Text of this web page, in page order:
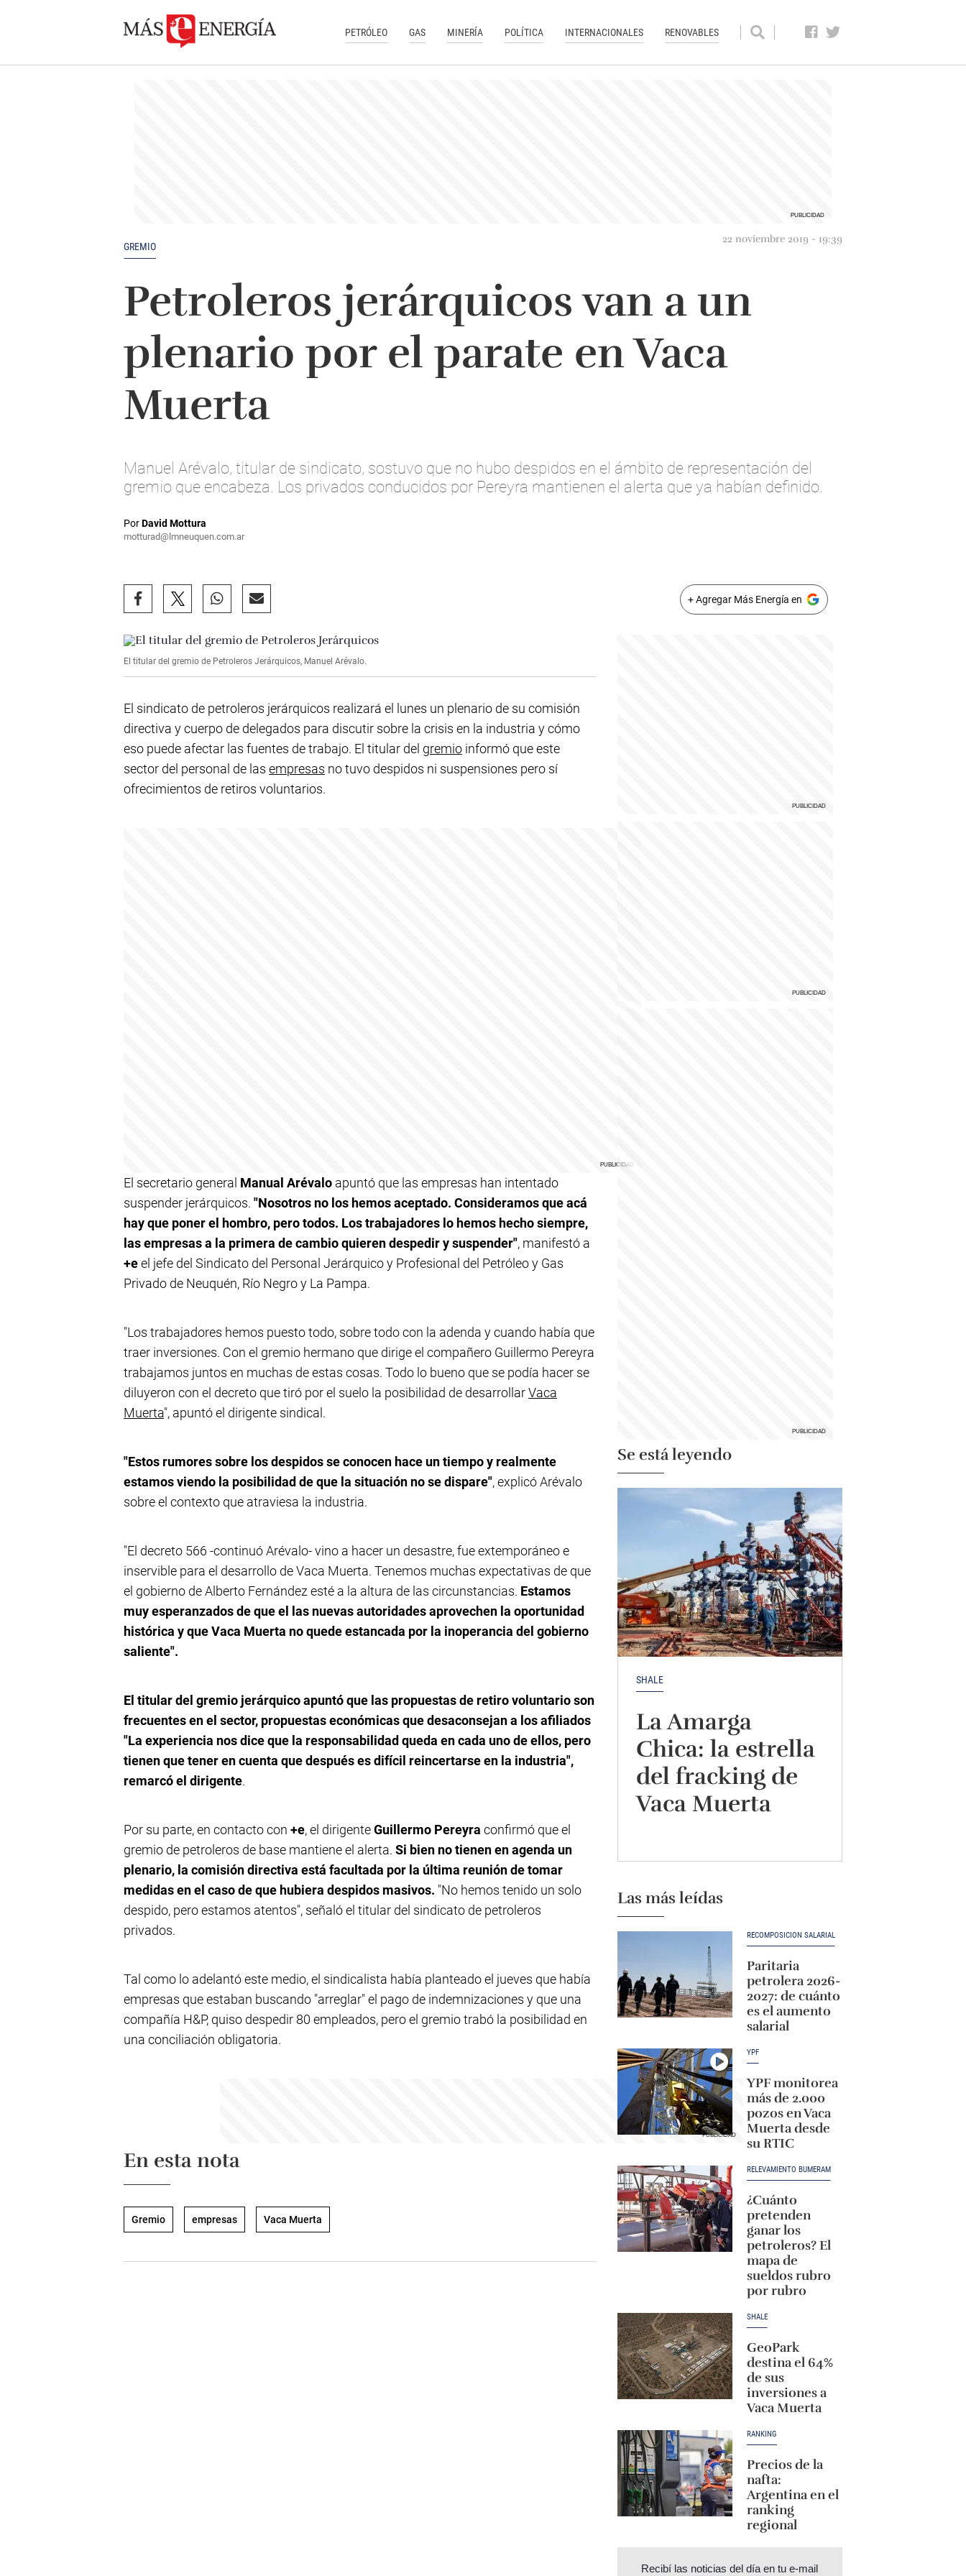
PETRÓLEO GAS MINERÍA POLÍTICA INTERNACIONALES RENOVABLES
GREMIO
22 noviembre 2019 - 19:39
Petroleros jerárquicos van a un
plenario por el parate en Vaca
Muerta
Manuel Arévalo, titular de sindicato, sostuvo que no hubo despidos en el ámbito de representación del
gremio que encabeza. Los privados conducidos por Pereyra mantienen el alerta que ya habían definido.
PorDavid Mottura
motturad@lmneuquen.com.ar
+ Agregar Más Energía en
El titular del gremio de Petroleros Jerárquicos, Manuel Arévalo.
El sindicato de petroleros jerárquicos realizará el lunes un plenario de su comisión
directiva y cuerpo de delegados para discutir sobre la crisis en la industria y cómo
eso puede afectar las fuentes de trabajo. El titular del gremio informó que este
sector del personal de las empresas no tuvo despidos ni suspensiones pero sí
ofrecimientos de retiros voluntarios.
El secretario general Manual Arévalo apuntó que las empresas han intentado
suspender jerárquicos. "Nosotros no los hemos aceptado. Consideramos que acá
hay que poner el hombro, pero todos. Los trabajadores lo hemos hecho siempre,
las empresas a la primera de cambio quieren despedir y suspender", manifestó a
+eel jefe del Sindicato del Personal Jerárquico y Profesional del Petróleo y Gas
Privado de Neuquén, Río Negro y La Pampa.
"Los trabajadores hemos puesto todo, sobre todo con la adenda y cuando había que
traer inversiones. Con el gremio hermano que dirige el compañero Guillermo Pereyra
trabajamos juntos en muchas de estas cosas. Todo lo bueno que se podía hacer se
diluyeron con el decreto que tiró por el suelo la posibilidad de desarrollarVaca
Muerta", apuntó el dirigente sindical.
"Estos rumores sobre los despidos se conocen hace un tiempo y realmente
estamos viendo la posibilidad de que la situación no se dispare", explicó Arévalo
sobre el contexto que atraviesa la industria.
"El decreto 566 -continuó Arévalo- vino a hacer un desastre, fue extemporáneo e
inservible para el desarrollo de Vaca Muerta. Tenemos muchas expectativas de que
el gobierno de Alberto Fernández esté a la altura de las circunstancias. Estamos
muy esperanzados de que el las nuevas autoridades aprovechen la oportunidad
histórica y que Vaca Muerta no quede estancada por la inoperancia del gobierno
saliente".
El titular del gremio jerárquico apuntó que las propuestas de retiro voluntario son
frecuentes en el sector, propuestas económicas que desaconsejan a los afiliados
"La experiencia nos dice que la responsabilidad queda en cada uno de ellos, pero
tienen que tener en cuenta que después es difícil reincertarse en la industria",
remarcó el dirigente.
Por su parte, en contacto con +e, el dirigenteGuillermo Pereyra confirmó que el
gremio de petroleros de base mantiene el alerta. Si bien no tienen en agenda un
plenario, la comisión directiva está facultada por la última reunión de tomar
medidas en el caso de que hubiera despidos masivos. "No hemos tenido un solo
despido, pero estamos atentos", señaló el titular del sindicato de petroleros
privados.
Tal como lo adelantó este medio, el sindicalista había planteado el jueves que había
empresas que estaban buscando "arreglar" el pago de indemnizaciones y que una
compañía H&P, quiso despedir 80 empleados, pero el gremio trabó la posibilidad en
una conciliación obligatoria.
En esta nota
Gremio empresas Vaca Muerta
Se está leyendo
SHALE
La Amarga
Chica: la estrella
del fracking de
Vaca Muerta
Las más leídas
RECOMPOSICIÓN SALARIAL
Paritaria
petrolera 2026-
2027: de cuánto
es el aumento
salarial
YPF
YPF monitorea
más de 2.000
pozos en Vaca
Muerta desde
su RTIC
RELEVAMIENTO BUMERAM
¿Cuánto
pretenden
ganar los
petroleros? El
mapa de
sueldos rubro
por rubro
SHALE
GeoPark
destina el 64%
de sus
inversiones a
Vaca Muerta
RANKING
Precios de la
nafta:
Argentina en el
ranking
regional
Recibí las noticias del día en tu e-mail